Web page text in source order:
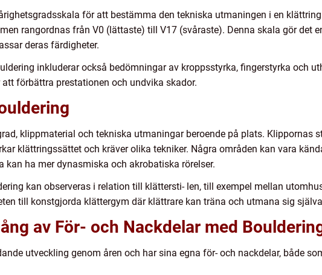
för att bestämma den tekniska utmaningen i en
rangordnas från V0 (lättaste) till V17 (svåraste). Denna skala gör det
deras färdigheter.
inkluderar också bedömningar av kroppsstyrka, fingerstyrka och
förbättra prestationen och undvika skador.
klippmaterial och tekniska utmaningar beroende på plats. Klippornas
klättringssättet och kräver olika tekniker. Några områden kan vara
kan ha mer dynasmiska och akrobatiska rörelser.
kan observeras i relation till klättersti- len, till exempel mellan
till konstgjorda klättergym där klättrare kan träna och utmana sig
av För- och Nackdelar med
utveckling genom åren och har sina egna för- och nackdelar, både